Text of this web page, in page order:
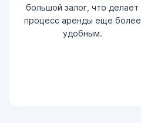
большой залог, что делает
процесс аренды еще более
удобным.